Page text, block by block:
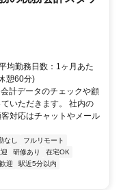
均勤務日数：1ヶ月あた
憩60分)
計データのチェックや顧
いただきます。 社内の
対応はチャットやメール
なし
フルリモート
研修あり
在宅OK
迎
駅近5分以内